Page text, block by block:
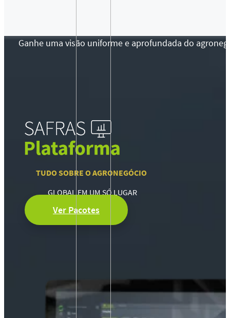
Ganhe uma visão uniforme e aprofundada do
TUDO SOBRE O AGRONEGÓCIO
GLOBAL EM UM SÓ LUGAR
Ver Pacotes